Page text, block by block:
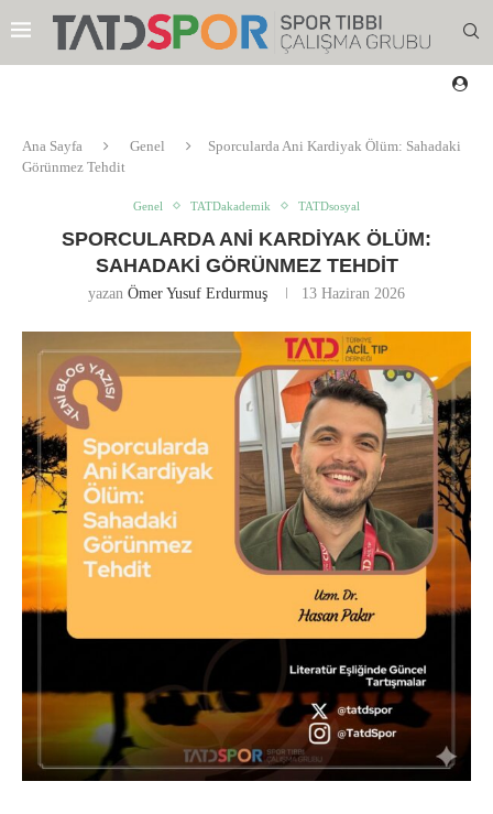
Ana Sayfa Genel
Sporcularda Ani Kardiyak Ölüm: Sahadaki
Görünmez Tehdit
Genel TATDakademik TATDsosyal
SPORCULARDA ANI KARDIYAK ÖLÜM:
SAHADAKI GÖRÜNMEZ TEHDIT
yazan Ömer Yusuf Erdurmuş 13 Haziran 2026